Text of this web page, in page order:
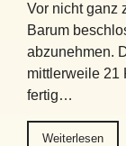
Vor nicht ganz
Barum
abzunehmen.
mittlerweile 21
fertig…
Weiterlesen